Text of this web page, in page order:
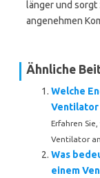
länger und
angenehmen
Ähnliche
Welche
Ventilator
Erfahren
Ventilator
Was
einem